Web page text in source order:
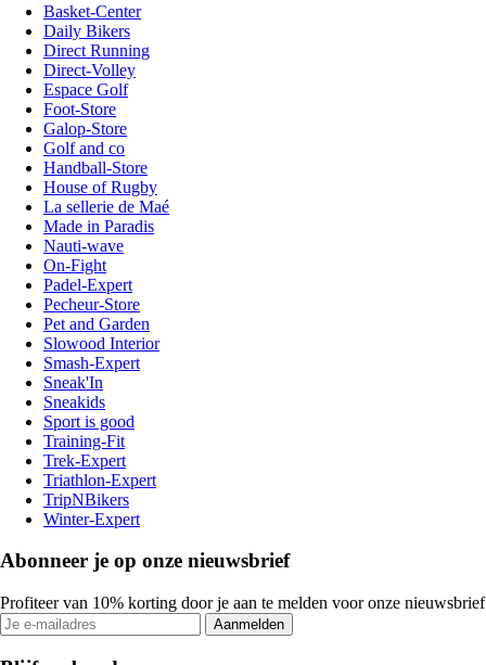
Basket-Center
Daily Bikers
Direct Running
Direct-Volley
Espace Golf
Foot-Store
Galop-Store
Golf and co
Handball-Store
House of Rugby
La sellerie de Maé
Made in Paradis
Nauti-wave
On-Fight
Padel-Expert
Pecheur-Store
Pet and Garden
Slowood Interior
Smash-Expert
Sneak'In
Sneakids
Sport is good
Training-Fit
Trek-Expert
Triathlon-Expert
TripNBikers
Winter-Expert
Abonneer je op onze nieuwsbrief
Profiteer van 10% korting door je aan te melden voor onze nieuwsbrief
Aanmelden